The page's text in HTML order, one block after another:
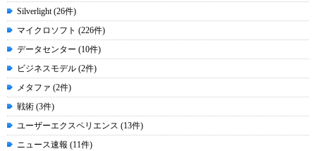
Silverlight (26件)
マイクロソフト (226件)
データセンター (10件)
ビジネスモデル (2件)
メタファ (2件)
戦術 (3件)
ユーザーエクスペリエンス (13件)
ニュース速報 (11件)